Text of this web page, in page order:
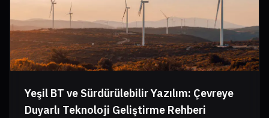
Yeşil BT ve Sürdürülebilir Yazılım: Çevreye
Duyarlı Teknoloji Geliştirme Rehberi